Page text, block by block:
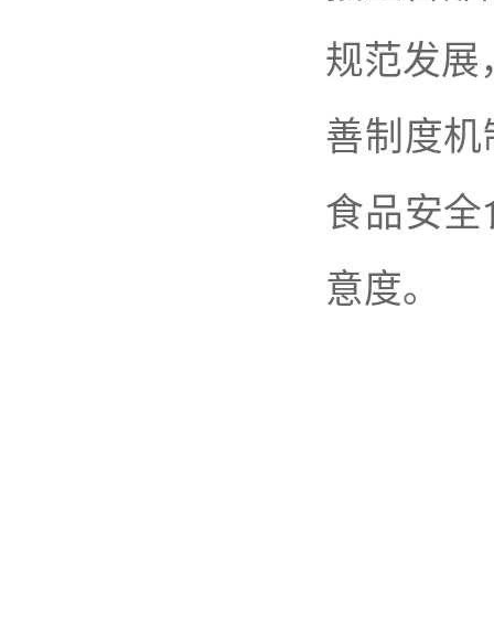
规范发展
善制度
食品安
意度。